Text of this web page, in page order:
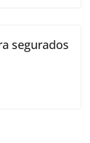
segurados